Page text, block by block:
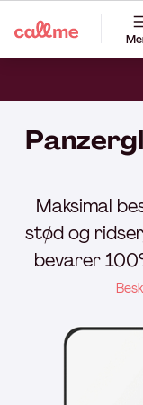
Maksimal
stød og
bevarer